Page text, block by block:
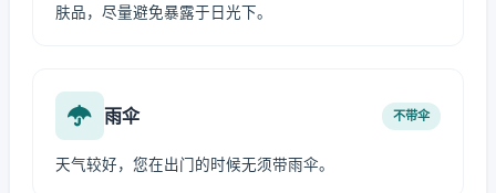
肤品，尽量避免暴露于日光下。
雨伞 不带伞
天气较好，您在出门的时候无须带雨伞。